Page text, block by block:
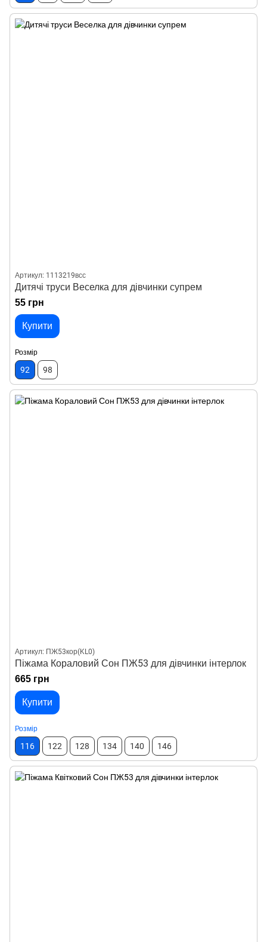
Артикул: 1113219всс
Дитячі труси Веселка для дівчинки супрем
55 грн
Купити
Розмір
92 98
Артикул: ПЖ53кор(KL0)
Піжама Кораловий Сон ПЖ53 для дівчинки інтерлок
665 грн
Купити
Розмір
116 122 128 134 140 146